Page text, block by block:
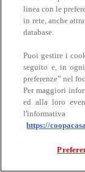
Carne
Bovino
linea con le
in rete, anche
database.
Puoi gestire i
seguito e, in
preferenze” nel
Per maggiori
ed alla loro
https://